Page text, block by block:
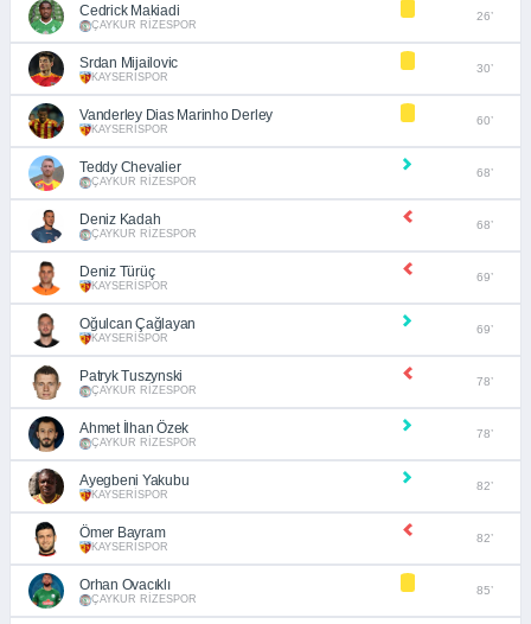
Cedrick Makiadi
ÇAYKUR RİZESPOR
26’
Srdan Mijailovic
KAYSERİSPOR
30’
Vanderley Dias Marinho Derley
KAYSERİSPOR
60’
Teddy Chevalier
ÇAYKUR RİZESPOR
68’
Deniz Kadah
ÇAYKUR RİZESPOR
68’
Deniz Türüç
KAYSERİSPOR
69’
Oğulcan Çağlayan
KAYSERİSPOR
69’
Patryk Tuszynski
ÇAYKUR RİZESPOR
78’
Ahmet İlhan Özek
ÇAYKUR RİZESPOR
78’
Ayegbeni Yakubu
KAYSERİSPOR
82’
Ömer Bayram
KAYSERİSPOR
82’
Orhan Ovacıklı
ÇAYKUR RİZESPOR
85’